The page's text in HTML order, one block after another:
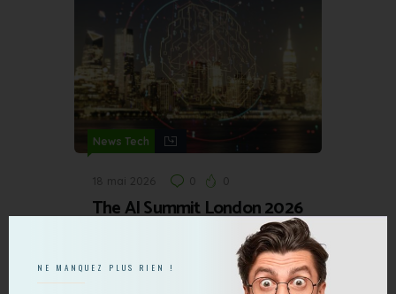
News Tech
18 mai 2026 0 0
The AI Summit London 2026
: l’IA entre dans l’ère des
NE MANQUEZ PLUS RIEN !